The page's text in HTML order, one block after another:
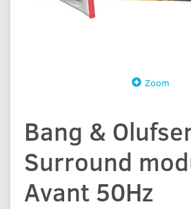
Zoom
Bang &
Surround
Avant 50Hz